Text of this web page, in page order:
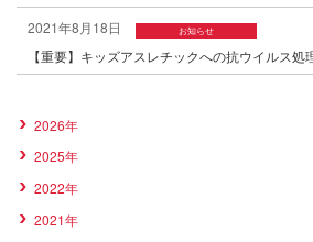
2021年8月18日 お知らせ
【重要】キッズアスレチックへの抗ウイルス処
2026年
2025年
2022年
2021年